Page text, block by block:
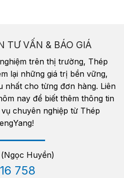
TƯ VẤN & BÁO GIÁ
trên thị trường, Thép
lại những giá trị bền vững,
nhất cho từng đơn hàng. Liên
nay để biết thêm thông tin
chuyên nghiệp từ Thép
Huyền)
758